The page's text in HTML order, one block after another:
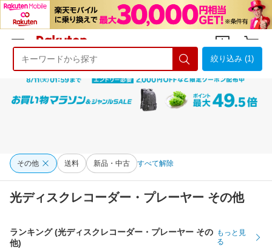
ようこそ 楽天市場へ ログイン
絞り込み (1)
その他 送料 新品・中古 すべて解除
光ディスクレコーダー・プレーヤー その他
ランキング (光ディスクレコーダー・プレーヤー その
他)
もっと見
る